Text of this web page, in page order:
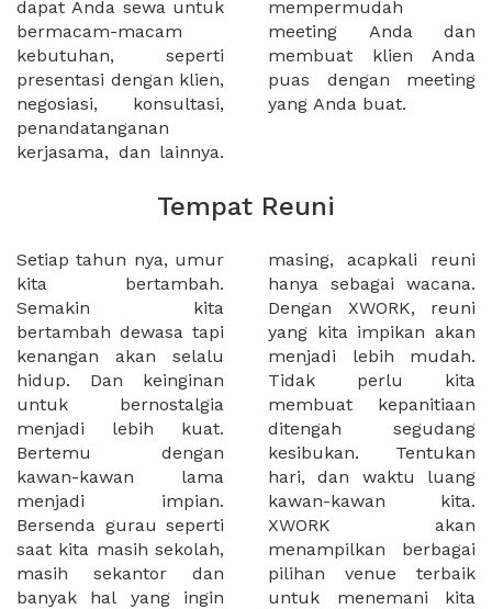
dapat Anda sewa untuk
bermacam-macam
kebutuhan, seperti
presentasi dengan klien,
negosiasi, konsultasi,
penandatanganan
kerjasama, dan lainnya.
mempermudah
meeting Anda dan
membuat klien Anda
puas dengan meeting
yang Anda buat.
Tempat Reuni
Setiap tahun nya, umur
kita bertambah.
Semakin kita
bertambah dewasa tapi
kenangan akan selalu
hidup. Dan keinginan
untuk bernostalgia
menjadi lebih kuat.
Bertemu dengan
kawan-kawan lama
menjadi impian.
Bersenda gurau seperti
saat kita masih sekolah,
masih sekantor dan
banyak hal yang ingin
masing, acapkali reuni
hanya sebagai wacana.
Dengan XWORK, reuni
yang kita impikan akan
menjadi lebih mudah.
Tidak perlu kita
membuat kepanitiaan
ditengah segudang
kesibukan. Tentukan
hari, dan waktu luang
kawan-kawan kita.
XWORK akan
menampilkan berbagai
pilihan venue terbaik
untuk menemani kita